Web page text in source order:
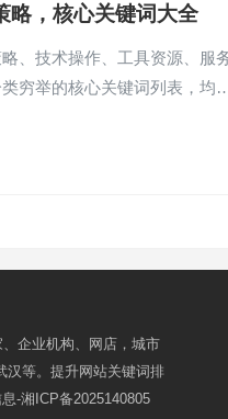
略，核心关键词大全
、技术操作、工具资源、服
穷举的核心关键词列表，均
企业机构、网店，城市
汉等。提升网站关键词排
-湘ICP备2025140805